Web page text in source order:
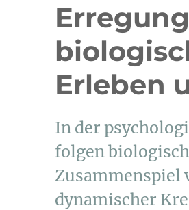
Erleben
In der
folgen
Zusammenspiel
dynamischer